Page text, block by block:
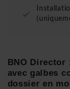
BNO Director
avec galbes
dossier en